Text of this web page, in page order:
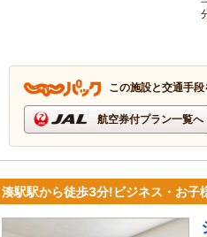
この施設と交通手
航空券付プラン一覧へ
湊駅駅から徒歩3分!ビジネス・お子